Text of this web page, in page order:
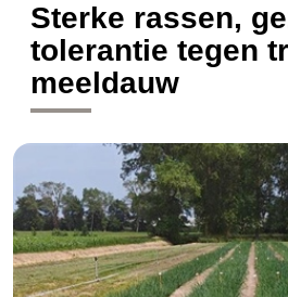
Sterke rassen,
tolerantie tegen
meeldauw